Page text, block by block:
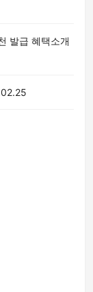
발급 혜택소개